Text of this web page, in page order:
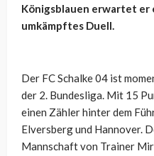
Königsblauen erwartet er
umkämpftes Duell.
Der FC Schalke 04 ist
der 2. Bundesliga. Mit 15
einen Zähler hinter dem
Elversberg und Hannover.
Mannschaft von Trainer